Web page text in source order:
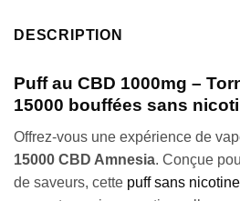
DESCRIPTION
Puff au CBD 1000mg –
15000 bouffées sans
Offrez-vous une expérience de
15000 CBD Amnesia. Conçue
de saveurs, cette puff sans nicotine